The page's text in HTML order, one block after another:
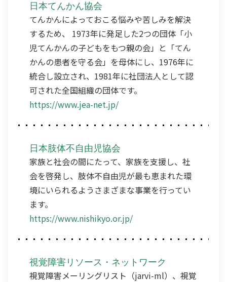
日本てんかん協会
てんかんによっておこる悩みや苦しみを解決
するため、 1973年に発足した2つの団体「小
児てんかんの子どもをもつ親の会」と「てん
かんの患者を守る会」を母体にし、1976年に
統合し設立され、1981年に社団法人として認
可された全国組織の団体です。
https://www.jea-net.jp/
日本肢体不自由児協会
家族と社会の間にたって、家族を支援し、社
会を啓発し、肢体不自由児が最も恵まれた環
境にいられるようさまざまな事業を行ってい
ます。
https://www.nishikyo.or.jp/
視覚障害リソース・ネットワーク
視覚障害メーリングリスト（jarvi-ml）、視覚